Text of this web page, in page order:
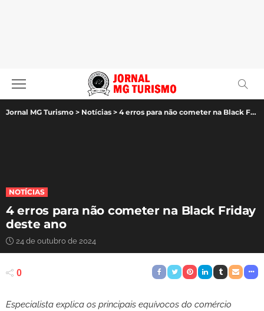
Jornal MG Turismo > Notícias > 4 erros para não cometer na Black Friday deste ano
NOTÍCIAS
4 erros para não cometer na Black Friday
deste ano
24 de outubro de 2024
0
Especialista explica os principais equívocos do comércio